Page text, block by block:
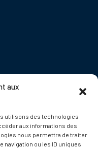
aux
utilisons des technologies
aux informations des
nous permettra de traiter
navigation ou les ID uniques